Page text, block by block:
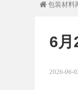
 包装材料
6月
2026-06-